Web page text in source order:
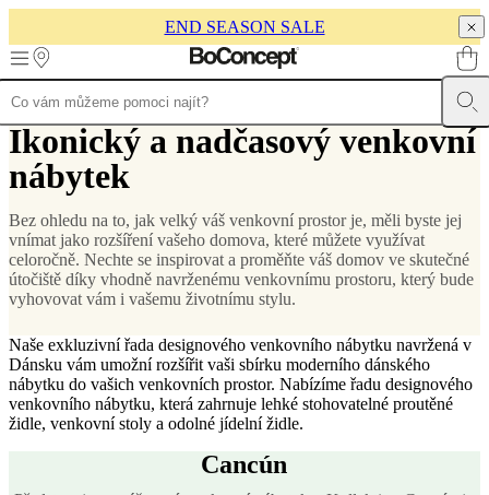
END SEASON SALE
Skip to main content
ProduktyPohovkyŽidle
a
křesla StolyÚložné
prostoryPosteleVenkovní
prostory
LampyKoberce Doplňky KolekceKolekce
pohovekKolekce
stolůKolekce
židlíKřeslaBeds
collectionsKolekce
úložných
doplňkůKolekce
látek
a
kůžeOutletPokojeObývací
pokojeJídelnyLožniceVenkovní
BoConcept
Ikonický a nadčasový venkovní
nábytek
Bez ohledu na to, jak velký váš venkovní prostor je, měli byste jej
vnímat jako rozšíření vašeho domova, které můžete využívat
celoročně. Nechte se inspirovat a proměňte váš domov ve skutečné
útočiště díky vhodně navrženému venkovnímu prostoru, který bude
vyhovovat vám i vašemu životnímu stylu.
Naše exkluzivní řada designového venkovního nábytku navržená v
Dánsku vám umožní rozšířit vaši sbírku moderního dánského
nábytku do vašich venkovních prostor. Nabízíme řadu designového
venkovního nábytku, která zahrnuje lehké stohovatelné proutěné
židle, venkovní stoly a odolné jídelní židle.
Cancún